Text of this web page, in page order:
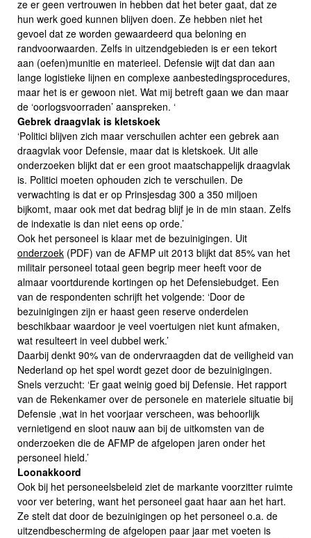
ze er geen vertrouwen in hebben dat het beter gaat, dat ze
hun werk goed kunnen blijven doen. Ze hebben niet het
gevoel dat ze worden gewaardeerd qua beloning en
randvoorwaarden. Zelfs in uitzendgebieden is er een tekort
aan (oefen)munitie en materieel. Defensie wijt dat dan aan
lange logistieke lijnen en complexe aanbestedingsprocedures,
maar het is er gewoon niet. Wat mij betreft gaan we dan maar
de ‘oorlogsvoorraden’ aanspreken. ‘
Gebrek draagvlak is kletskoek
‘Politici blijven zich maar verschuilen achter een gebrek aan
draagvlak voor Defensie, maar dat is kletskoek. Uit alle
onderzoeken blijkt dat er een groot maatschappelijk draagvlak
is. Politici moeten ophouden zich te verschuilen. De
verwachting is dat er op Prinsjesdag 300 a 350 miljoen
bijkomt, maar ook met dat bedrag blijf je in de min staan. Zelfs
de indexatie is dan niet eens op orde.’
Ook het personeel is klaar met de bezuinigingen. Uit
onderzoek (PDF) van de AFMP uit 2013 blijkt dat 85% van het
militair personeel totaal geen begrip meer heeft voor de
almaar voortdurende kortingen op het Defensiebudget. Een
van de respondenten schrijft het volgende: ‘Door de
bezuinigingen zijn er haast geen reserve onderdelen
beschikbaar waardoor je veel voertuigen niet kunt afmaken,
wat resulteert in veel dubbel werk.’
Daarbij denkt 90% van de ondervraagden dat de veiligheid van
Nederland op het spel wordt gezet door de bezuinigingen.
Snels verzucht: ‘Er gaat weinig goed bij Defensie. Het rapport
van de Rekenkamer over de personele en materiele situatie bij
Defensie ,wat in het voorjaar verscheen, was behoorlijk
vernietigend en sloot nauw aan bij de uitkomsten van de
onderzoeken die de AFMP de afgelopen jaren onder het
personeel hield.’
Loonakkoord
Ook bij het personeelsbeleid ziet de markante voorzitter ruimte
voor ver betering, want het personeel gaat haar aan het hart.
Ze stelt dat door de bezuinigingen op het personeel o.a. de
uitzendbescherming de afgelopen paar jaar met voeten is